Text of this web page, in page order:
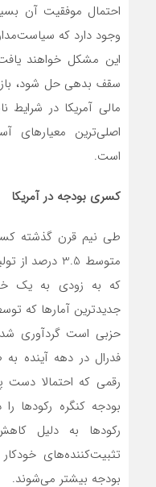
احتمال موفقیت آن
وجود دارد که
این مشکل خواهند
سقف بدهی حل شود،
مالی آمریکا در شرایط
اصلی‌ترین معیارهای
است.
کسری بودجه در آمریکا
طی نیم قرن گذشته
متوسط 3.5
که به زودی به یک
جدیدترین آمارها که
حزبی است گردآوری
رقمی که احتمالا دست
بودجه کنگره رکودها
رکودها به دلیل
تثبیت‌کننده‌های
بودجه بیشتر می‌شوند.